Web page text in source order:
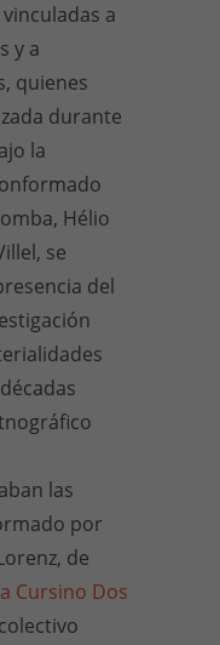
a
y a
quienes
durante
la
Hélio
se
del
las
por
de
Cursino Dos